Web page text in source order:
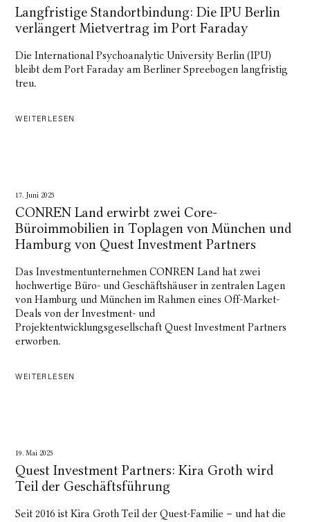
Langfristige Standortbindung: Die IPU Berlin
verlängert Mietvertrag im Port Faraday
Die International Psychoanalytic University Berlin (IPU)
bleibt dem Port Faraday am Berliner Spreebogen langfristig
treu.
WEITERLESEN
17. Juni 2025
CONREN Land erwirbt zwei Core-
Büroimmobilien in Toplagen von München und
Hamburg von Quest Investment Partners
Das Investmentunternehmen CONREN Land hat zwei
hochwertige Büro- und Geschäftshäuser in zentralen Lagen
von Hamburg und München im Rahmen eines Off-Market-
Deals von der Investment- und
Projektentwicklungsgesellschaft Quest Investment Partners
erworben.
WEITERLESEN
19. Mai 2025
Quest Investment Partners: Kira Groth wird
Teil der Geschäftsführung
Seit 2016 ist Kira Groth Teil der Quest-Familie – und hat die